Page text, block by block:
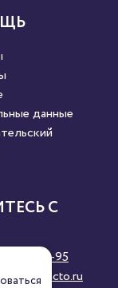
данные
С
333-63-95